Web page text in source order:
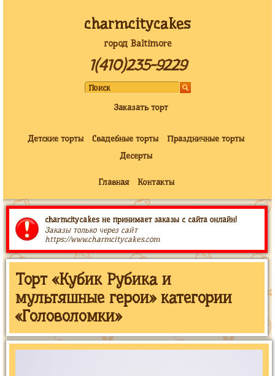
charmcitycakes
город Baltimore
1(410)235-9229
Заказать торт
Детские торты Свадебные торты
Праздничные торты
Десерты
Главная Контакты
charmcitycakes не принимает заказы с сайта онлайн!
Заказы только через сайт
https://www.charmcitycakes.com
Торт «Кубик Рубика и
мультяшные герои» категории
«Головоломки»